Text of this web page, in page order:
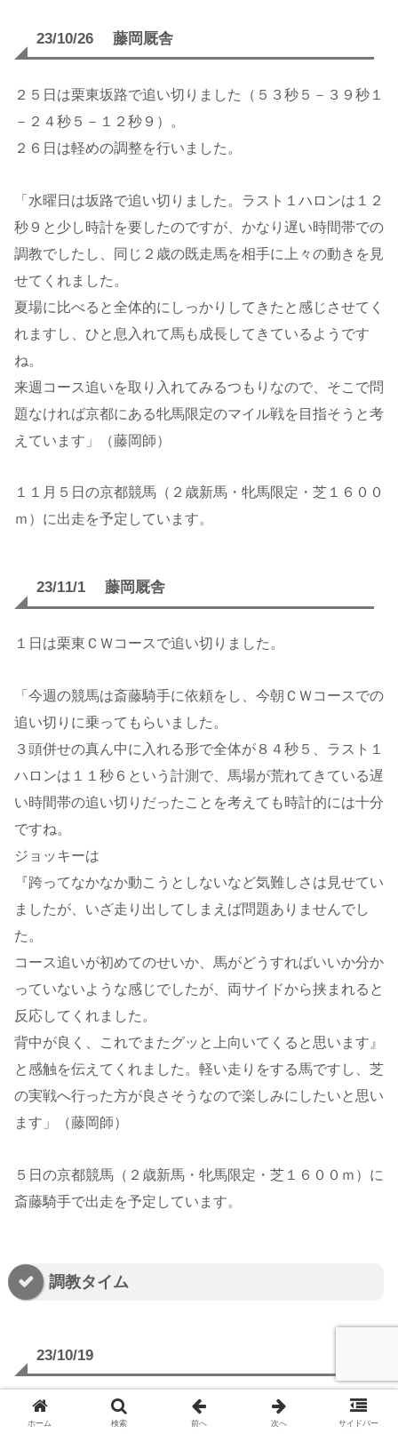
23/10/26 藤岡厩舎
２５日は栗東坂路で追い切りました（５３秒５－３９秒１
－２４秒５－１２秒９）。
２６日は軽めの調整を行いました。
「水曜日は坂路で追い切りました。ラスト１ハロンは１２
秒９と少し時計を要したのですが、かなり遅い時間帯での
調教でしたし、同じ２歳の既走馬を相手に上々の動きを見
せてくれました。
夏場に比べると全体的にしっかりしてきたと感じさせてく
れますし、ひと息入れて馬も成長してきているようです
ね。
来週コース追いを取り入れてみるつもりなので、そこで問
題なければ京都にある牝馬限定のマイル戦を目指そうと考
えています」（藤岡師）
１１月５日の京都競馬（２歳新馬・牝馬限定・芝１６００
ｍ）に出走を予定しています。
23/11/1 藤岡厩舎
１日は栗東ＣＷコースで追い切りました。
「今週の競馬は斎藤騎手に依頼をし、今朝ＣＷコースでの
追い切りに乗ってもらいました。
３頭併せの真ん中に入れる形で全体が８４秒５、ラスト１
ハロンは１１秒６という計測で、馬場が荒れてきている遅
い時間帯の追い切りだったことを考えても時計的には十分
ですね。
ジョッキーは
『跨ってなかなか動こうとしないなど気難しさは見せてい
ましたが、いざ走り出してしまえば問題ありませんでし
た。
コース追いが初めてのせいか、馬がどうすればいいか分か
っていないような感じでしたが、両サイドから挟まれると
反応してくれました。
背中が良く、これでまたグッと上向いてくると思います』
と感触を伝えてくれました。軽い走りをする馬ですし、芝
の実戦へ行った方が良さそうなので楽しみにしたいと思い
ます」（藤岡師）
５日の京都競馬（２歳新馬・牝馬限定・芝１６００ｍ）に
斎藤騎手で出走を予定しています。
調教タイム
23/10/19
助手 栗東坂・良
ホーム 検索 前へ 次へ サイドバー